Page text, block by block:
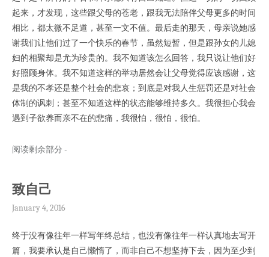
起来，才发现，这些跟父母的苍老，跟我无法陪伴父母更多的时间
相比，都太微不足道，甚至一文不值。最后走的那天，母亲说她感
谢我们让他们过了一个快乐的春节，虽然短暂，但是跟孙女的儿媳
妇的相聚却是尤为珍贵的。我不知道该怎么回答，我只说让他们好
好照顾身体。我不知道这样的举动居然会让父母觉得应该感谢，这
是我的不孝还是整个社会的悲哀；到底是对我人生惩罚还是对社会
体制的讽刺；甚至不知道这样的状态能够维持多久。我很担心我会
遇到子欲养而亲不在的悲痛，我很怕，很怕，很怕。
阅读剩余部分 -
致自己
January 4, 2016
终于没有像往年一样写年终总结，也没有像往年一样认真地去写开
篇，我要承认是自己懒惰了，而非自己不想坚持下去，因为至少到